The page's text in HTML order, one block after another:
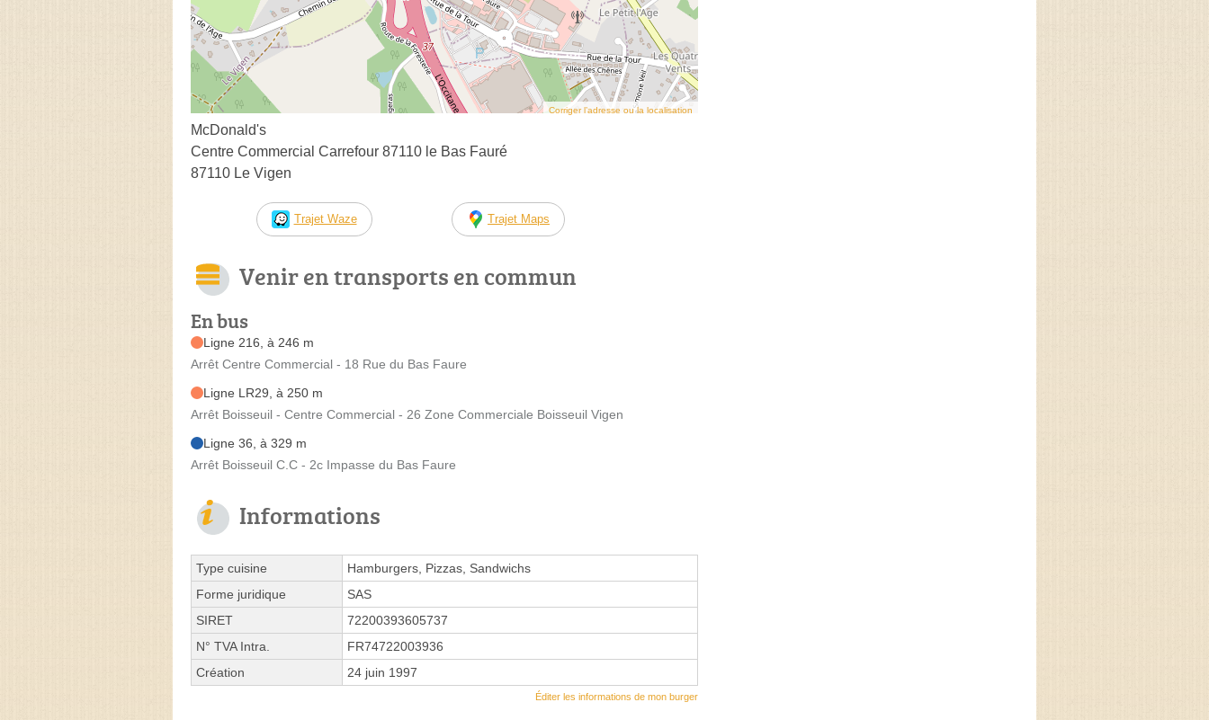
Corriger l’adresse ou la localisation
McDonald's
Centre Commercial Carrefour 87110 le Bas Fauré
87110 Le Vigen
Trajet Waze Trajet Maps
Venir en transports en commun
En bus
Ligne 216, à 246 m
Arrêt Centre Commercial - 18 Rue du Bas Faure
Ligne LR29, à 250 m
Arrêt Boisseuil - Centre Commercial - 26 Zone Commerciale Boisseuil Vigen
Ligne 36, à 329 m
Arrêt Boisseuil C.C - 2c Impasse du Bas Faure
Informations
Type cuisine
Hamburgers, Pizzas, Sandwichs
Forme juridique
SAS
SIRET
72200393605737
N° TVA Intra.
FR74722003936
Création
24 juin 1997
Éditer les informations de mon burger